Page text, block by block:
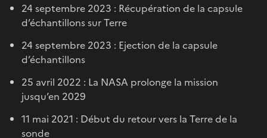
24 septembre 2023 : Récupération de la capsule
d’échantillons sur Terre
24 septembre 2023 : Ejection de la capsule
d’échantillons
25 avril 2022 : La NASA prolonge la mission
jusqu’en 2029
11 mai 2021 : Début du retour vers la Terre de la
sonde